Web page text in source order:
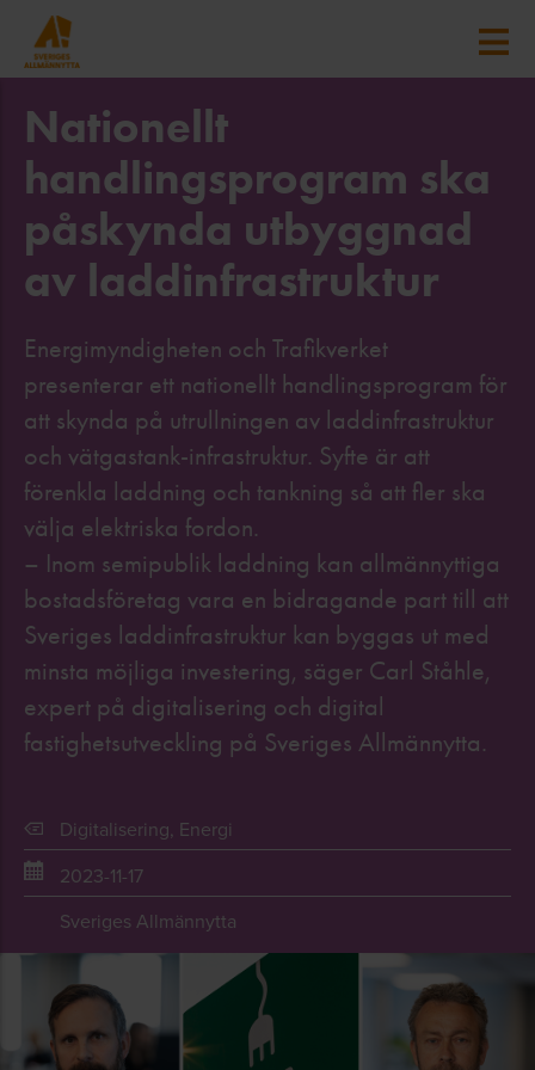
Nationellt
handlingsprogram ska
påskynda utbyggnad
av laddinfrastruktur
Energimyndigheten och Trafikverket
presenterar ett nationellt handlingsprogram för
att skynda på utrullningen av laddinfrastruktur
och vätgastank-infrastruktur. Syfte är att
förenkla laddning och tankning så att fler ska
välja elektriska fordon.
– Inom semipublik laddning kan allmännyttiga
bostadsföretag vara en bidragande part till att
Sveriges laddinfrastruktur kan byggas ut med
minsta möjliga investering, säger Carl Ståhle,
expert på digitalisering och digital
fastighetsutveckling på Sveriges Allmännytta.
Digitalisering, Energi
2023-11-17
Sveriges Allmännytta